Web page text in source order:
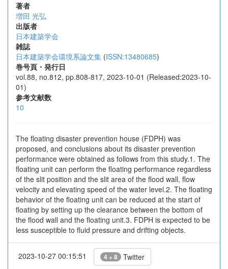
著者
増田 光弘
出版者
日本建築学会
雑誌
日本建築学会環境系論文集 (ISSN:13480685)
巻号頁・発行日
vol.88, no.812, pp.808-817, 2023-10-01 (Released:2023-10-
01)
参考文献数
10
The floating disaster prevention house (FDPH) was
proposed, and conclusions about its disaster prevention
performance were obtained as follows from this study.1. The
floating unit can perform the floating performance regardless
of the slit position and the slit area of the flood wall, flow
velocity and elevating speed of the water level.2. The floating
behavior of the floating unit can be reduced at the start of
floating by setting up the clearance between the bottom of
the flood wall and the floating unit.3. FDPH is expected to be
less susceptible to fluid pressure and drifting objects.
2023-10-27 00:15:51 4 + 8 Twitter